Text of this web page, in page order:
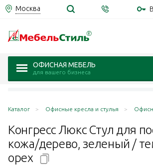
Москва
ОФИСНАЯ МЕБЕЛЬ
для вашего бизнеса
Каталог Офисные кресла и стулья
Конгресс Люкс Стул для
кожа/дерево, зеленый /
орех